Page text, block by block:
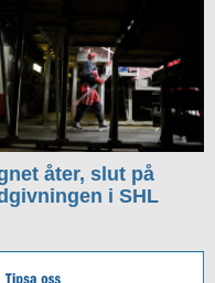
åter, slut på
i SHL